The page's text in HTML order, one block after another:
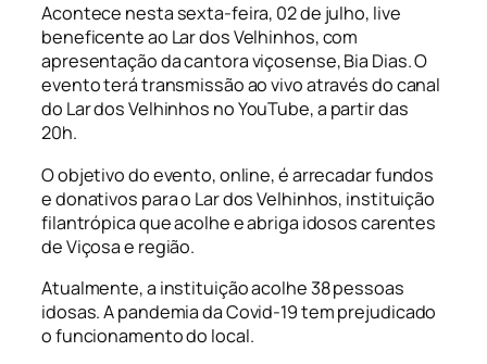
Acontece nesta sexta-feira, 02 de julho, live
beneficente ao Lar dos Velhinhos, com
apresentação da cantora viçosense, Bia Dias. O
evento terá transmissão ao vivo através do canal
do Lar dos Velhinhos noYouTube, a partir das
20h.
O objetivo do evento, online, é arrecadar fundos
e donativos para o Lar dos Velhinhos, instituição
filantrópica que acolhe e abriga idosos carentes
de Viçosa e região.
Atualmente, a instituição acolhe 38 pessoas
idosas. A pandemia da Covid-19 tem prejudicado
o funcionamento do local.